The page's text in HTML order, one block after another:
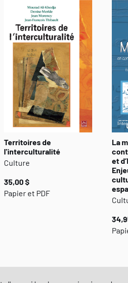
Territoires de
l'interculturalité
Culture
35,00 $
Papier et PDF
La
et